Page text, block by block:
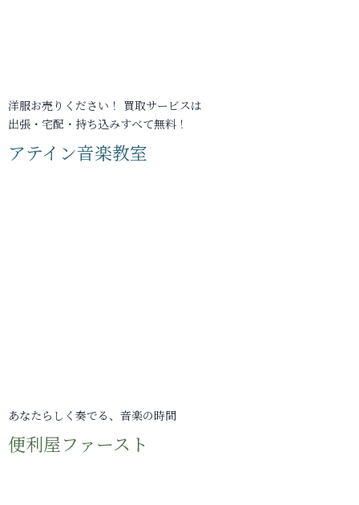
洋服お売りください！ 買取サービスは
出張・宅配・持ち込みすべて無料！
アテイン音楽教室
あなたらしく奏でる、音楽の時間
便利屋ファースト